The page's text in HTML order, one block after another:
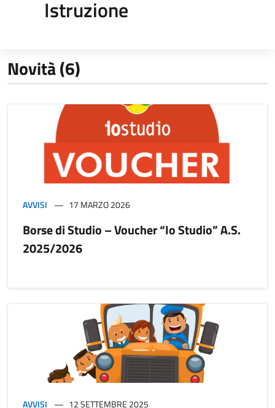
Istruzione
Novità (6)
AVVISI 17 MARZO 2026
Borse di Studio – Voucher “Io Studio” A.S.
2025/2026
AVVISI 12 SETTEMBRE 2025